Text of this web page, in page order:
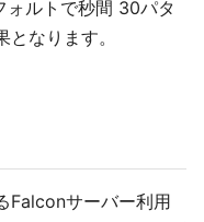
ォルトで秒間 30パタ
なります。
Falconサーバー利用